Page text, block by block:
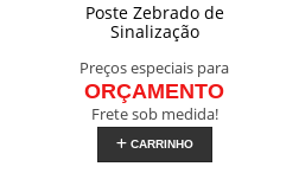
Poste Zebrado de
Sinalização
Preços especiais para
ORÇAMENTO
Frete sob medida!
CARRINHO